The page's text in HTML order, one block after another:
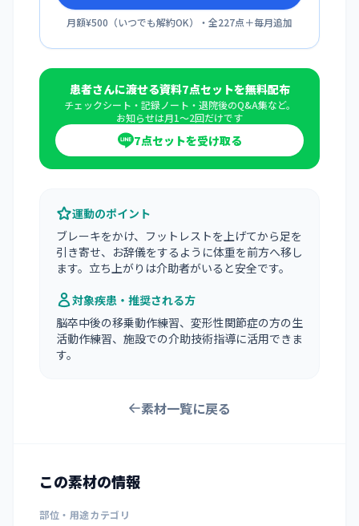
月額¥500 （いつでも解約OK）・全227点＋毎月追加
患者さんに渡せる資料7点セットを無料配布
チェックシート・記録ノート・退院後のQ&A集など。
お知らせは月1〜2回だけです
7点セットを受け取る
運動のポイント
ブレーキをかけ、フットレストを上げてから足を
引き寄せ、お辞儀をするように体重を前方へ移し
ます。立ち上がりは介助者がいると安全です。
対象疾患・推奨される方
脳卒中後の移乗動作練習、変形性関節症の方の生
活動作練習、施設での介助技術指導に活用できま
す。
素材一覧に戻る
この素材の情報
部位・用途カテゴリ